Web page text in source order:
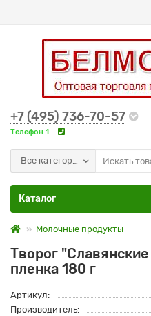
+7 (495) 736-70-57
Телефон 1
Все категории
Каталог
Молочные продукты
Творог
пленка 180 г
Артикул:
Производитель: